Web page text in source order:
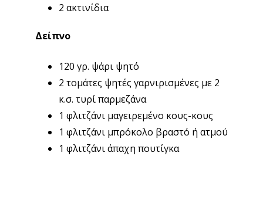
2 ακτινίδια
Δείπνο
120 γρ. ψάρι ψητό
2 τομάτες ψητές γαρνιρισμένες με 2
κ.σ. τυρί παρμεζάνα
1 φλιτζάνι μαγειρεμένο κους-κους
1 φλιτζάνι μπρόκολο βραστό ή ατμού
1 φλιτζάνι άπαχη πουτίγκα